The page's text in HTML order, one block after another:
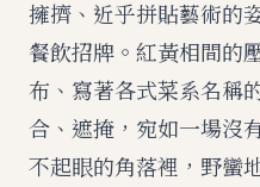
擁擠、近乎拼貼藝術的
餐飲招牌。紅黃相間的
布、寫著各式菜系名稱
合、遮掩，宛如一場沒
不起眼的角落裡，野蠻